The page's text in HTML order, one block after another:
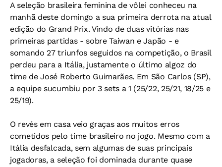
A seleção brasileira feminina de vôlei conheceu na
manhã deste domingo a sua primeira derrota na atual
edição do Grand Prix. Vindo de duas vitórias nas
primeiras partidas - sobre Taiwan e Japão - e
somando 27 triunfos seguidos na competição, o Brasil
perdeu para a Itália, justamente o último algoz do
time de José Roberto Guimarães. Em São Carlos (SP),
a equipe sucumbiu por 3 sets a 1 (25/22, 25/21, 18/25 e
25/19).
O revés em casa veio graças aos muitos erros
cometidos pelo time brasileiro no jogo. Mesmo com a
Itália desfalcada, sem algumas de suas principais
jogadoras, a seleção foi dominada durante quase